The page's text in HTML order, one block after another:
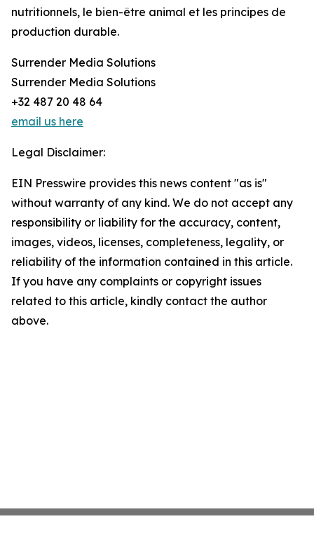
nutritionnels, le bien-être animal et les principes de
production durable.
Surrender Media Solutions
Surrender Media Solutions
+32 487 20 48 64
email us here
Legal Disclaimer:
EIN Presswire provides this news content "as is"
without warranty of any kind. We do not accept any
responsibility or liability for the accuracy, content,
images, videos, licenses, completeness, legality, or
reliability of the information contained in this article.
If you have any complaints or copyright issues
related to this article, kindly contact the author
above.